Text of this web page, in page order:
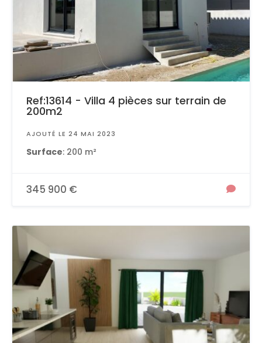
Ref:13614 - Villa 4 pièces sur terrain de
200m2
AJOUTÉ LE 24 MAI 2023
Surface: 200 m²
345 900 €